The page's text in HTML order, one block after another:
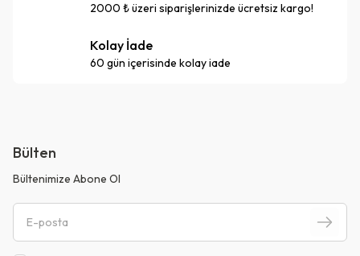
2000 ₺ üzeri siparişlerinizde ücretsiz kargo!
Kolay İade
60 gün içerisinde kolay iade
Bülten
Bültenimize Abone Ol